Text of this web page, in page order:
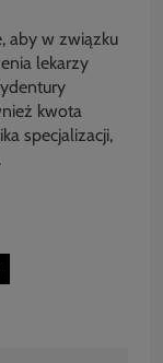
aby w związku
lekarzy
kwota
specjalizacji,